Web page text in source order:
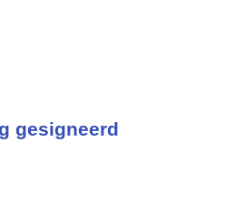
gesigneerd